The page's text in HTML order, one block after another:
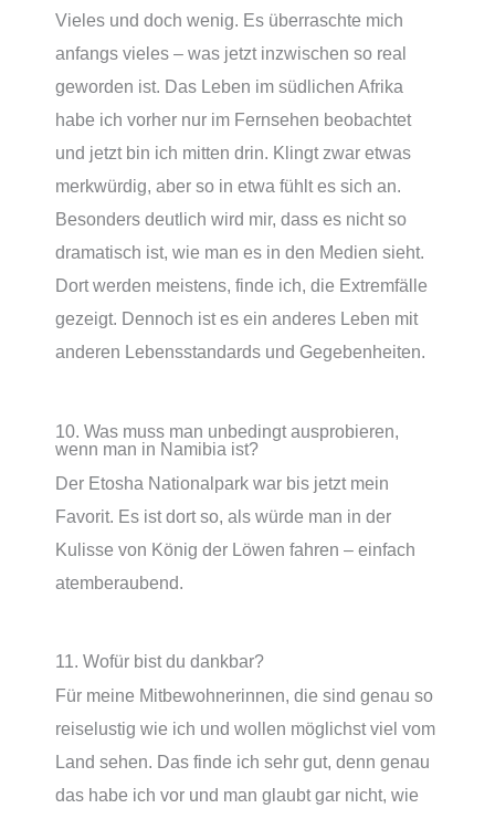
Vieles und doch wenig. Es überraschte mich
anfangs vieles – was jetzt inzwischen so real
geworden ist. Das Leben im südlichen Afrika
habe ich vorher nur im Fernsehen beobachtet
und jetzt bin ich mitten drin. Klingt zwar etwas
merkwürdig, aber so in etwa fühlt es sich an.
Besonders deutlich wird mir, dass es nicht so
dramatisch ist, wie man es in den Medien sieht.
Dort werden meistens, finde ich, die Extremfälle
gezeigt. Dennoch ist es ein anderes Leben mit
anderen Lebensstandards und Gegebenheiten.
10. Was muss man unbedingt ausprobieren,
wenn man in Namibia ist?
Der Etosha Nationalpark war bis jetzt mein
Favorit. Es ist dort so, als würde man in der
Kulisse von König der Löwen fahren – einfach
atemberaubend.
11. Wofür bist du dankbar?
Für meine Mitbewohnerinnen, die sind genau so
reiselustig wie ich und wollen möglichst viel vom
Land sehen. Das finde ich sehr gut, denn genau
das habe ich vor und man glaubt gar nicht, wie